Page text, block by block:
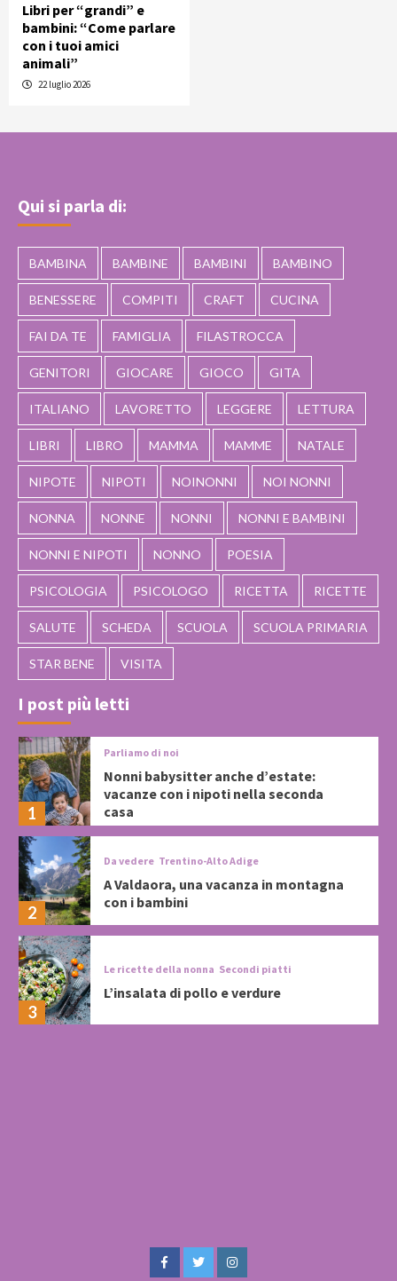
Libri per “grandi” e
bambini: “Come parlare
con i tuoi amici
animali”
22 luglio 2026
Qui si parla di:
BAMBINA BAMBINE BAMBINI BAMBINO
BENESSERE COMPITI CRAFT CUCINA
FAI DA TE FAMIGLIA FILASTROCCA
GENITORI GIOCARE GIOCO GITA
ITALIANO LAVORETTO LEGGERE LETTURA
LIBRI LIBRO MAMMA MAMME NATALE
NIPOTE NIPOTI NOINONNI NOI NONNI
NONNA NONNE NONNI NONNI E BAMBINI
NONNI E NIPOTI NONNO POESIA
PSICOLOGIA PSICOLOGO RICETTA RICETTE
SALUTE SCHEDA SCUOLA SCUOLA PRIMARIA
STAR BENE VISITA
I post più letti
1
Parliamo di noi
Nonni babysitter anche d’estate:
vacanze con i nipoti nella seconda
casa
2
Da vedere Trentino-Alto Adige
A Valdaora, una vacanza in montagna
con i bambini
3
Le ricette della nonna Secondi piatti
L’insalata di pollo e verdure
FacebookTwitterInstagram